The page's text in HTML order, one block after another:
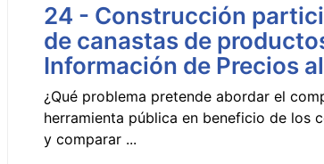
24 - Construcción
de canastas de
Información de Precios
¿Qué problema pretende abordar el
herramienta pública en beneficio de los
y comparar ...